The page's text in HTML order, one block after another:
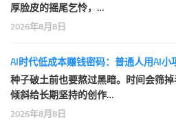
厚脸皮的摇尾乞怜，…
2026年8月8日
AI时代低成本赚钱密码：普通人用AI小
种子破土前也要熬过黑暗。时间会筛
倾斜给长期坚持的创作…
2026年8月8日